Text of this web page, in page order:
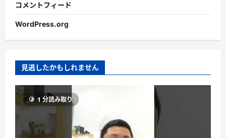
コメントフィード
WordPress.org
見逃したかもしれません
1 分読み取り